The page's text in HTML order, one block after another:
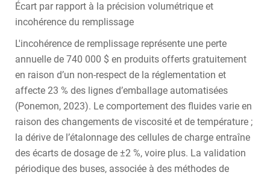
Écart par rapport à la précision volumétrique et
incohérence du remplissage
L'incohérence de remplissage représente une perte
annuelle de 740 000 $ en produits offerts gratuitement
en raison d’un non-respect de la réglementation et
affecte 23 % des lignes d’emballage automatisées
(Ponemon, 2023). Le comportement des fluides varie en
raison des changements de viscosité et de température ;
la dérive de l’étalonnage des cellules de charge entraîne
des écarts de dosage de ±2 %, voire plus. La validation
périodique des buses, associée à des méthodes de